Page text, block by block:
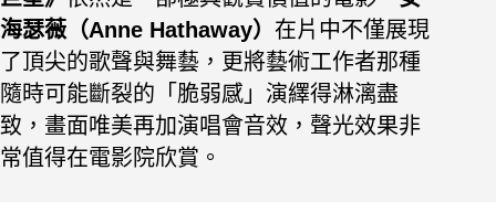
海瑟薇（Anne Hathaway） 在片中不僅展現
了頂尖的歌聲與舞藝，更將藝術工作者那種
隨時可能斷裂的「脆弱感」演繹得淋漓盡
致，畫面唯美再加演唱會音效，聲光效果非
常值得在電影院欣賞。